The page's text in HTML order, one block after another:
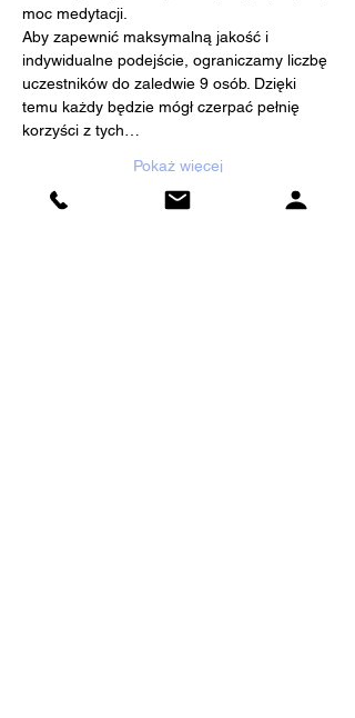
moc medytacji.
Aby zapewnić maksymalną jakość i
indywidualne podejście, ograniczamy liczbę
uczestników do zaledwie 9 osób. Dzięki
temu każdy będzie mógł czerpać pełnię
korzyści z tych…
Pokaż więcej